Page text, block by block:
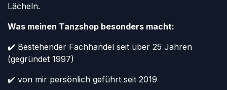
Lächeln.
Was meinen Tanzshop besonders macht:
✔️ Bestehender Fachhandel seit über 25 Jahren
(gegründet 1997)
✔️ von mir persönlich geführt seit 2019